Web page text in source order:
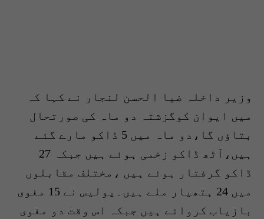
وزیر داخلہ ضیا الحسن لنجار نے کہا کہ
میں ایوان کوگزشتہ دو ماہ کی صورتحال
بتاﺅں گا،دو ماہ میں 5 ڈاکو مارے گئے
ہیں،آٹھ ڈاکو زخمی ہوئے ہیں جبکہ 27
ڈاکو گرفتار ہوئے ہیں ،مختلف مقابلوں
میں 24 ہتھیار ملے ہیں۔پولیس نے 15 مغوی
بازیاب کروائے ہیں جبکہ اس وقت دو مغوی